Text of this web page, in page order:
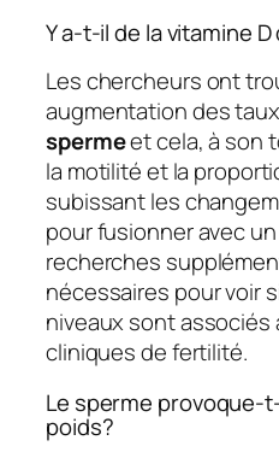
Y a-t-il de la vitamine
Les chercheurs ont
augmentation des
spermeet cela, à son
la motilité et la
subissant les
pour fusionner avec
recherches
nécessaires pour voir
niveaux sont associés
cliniques de fertilité.
Le sperme provoque-
poids?